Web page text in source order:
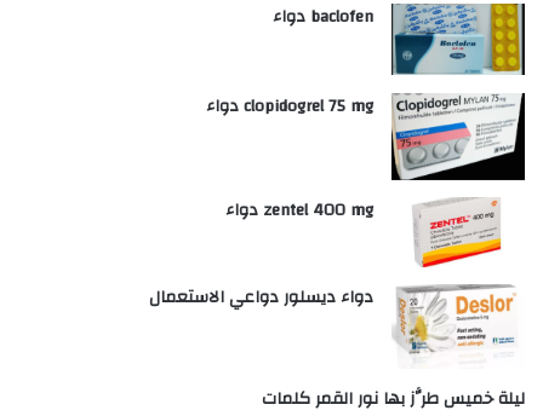
baclofen دواء
clopidogrel 75 mg دواء
zentel 400 mg دواء
دواء ديسلور دواعي الاستعمال
ليلة خميس طرَّز بها نور القمر كلمات